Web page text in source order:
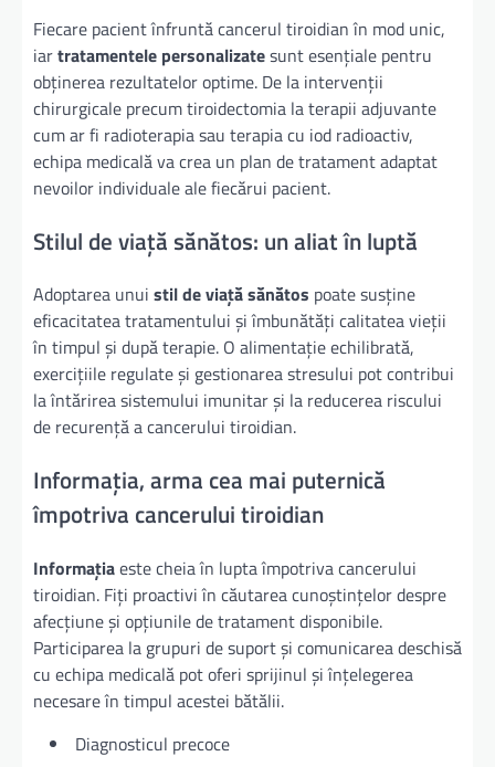
Fiecare pacient înfruntă cancerul tiroidian în mod unic,
iartratamentele personalizatesunt esențiale pentru
obținerea rezultatelor optime. De la intervenții
chirurgicale precum tiroidectomia la terapii adjuvante
cum ar fi radioterapia sau terapia cu iod radioactiv,
echipa medicală va crea un plan de tratament adaptat
nevoilor individuale ale fiecărui pacient.
Stilul de viață sănătos: un aliat în luptă
Adoptarea unui stil de viață sănătos poate susține
eficacitatea tratamentului și îmbunătăți calitatea vieții
în timpul și după terapie. O alimentație echilibrată,
exercițiile regulate și gestionarea stresului pot contribui
la întărirea sistemului imunitar și la reducerea riscului
de recurență a cancerului tiroidian.
Informația, arma cea mai puternică
împotriva cancerului tiroidian
Informațiaeste cheia în lupta împotriva cancerului
tiroidian. Fiți proactivi în căutarea cunoștințelor despre
afecțiune și opțiunile de tratament disponibile.
Participarea la grupuri de suport și comunicarea deschisă
cu echipa medicală pot oferi sprijinul și înțelegerea
necesare în timpul acestei bătălii.
Diagnosticul precoce